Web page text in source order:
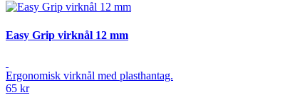
Easy Grip virknål 12 mm
Ergonomisk virknål med plasthantag.
65 kr